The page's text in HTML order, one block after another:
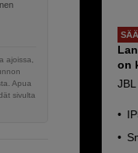
ajoissa,
Apua
sivulta
on